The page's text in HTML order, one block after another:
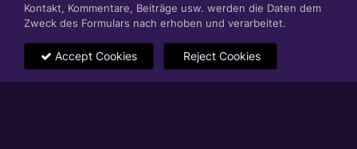
Kontakt, Kommentare, Beiträge usw. werden die Daten dem
Zweck des Formulars nach erhoben und verarbeitet.
Accept Cookies Reject Cookies